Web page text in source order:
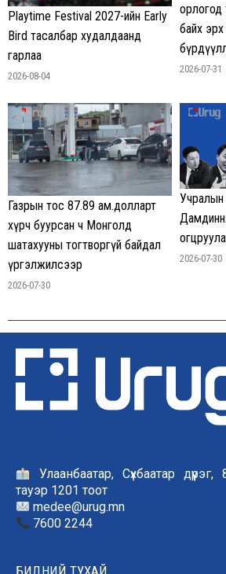
Playtime Festival 2027-ийн Early
Bird тасалбар худалдаанд
гарлаа
2026-08-04
орлогод
байх
2026-07-31
Газрын тос 87.89 ам.долларт
хүрч буурсан ч Монголд
шатахууны тогтворгүй байдал
үргэлжилсээр
2026-07-30
Учралын
2026-07-30
Улаанбаатар, Сүхбаатар
тауэр 1201 тоот
medee@urug.mn
7600 2244